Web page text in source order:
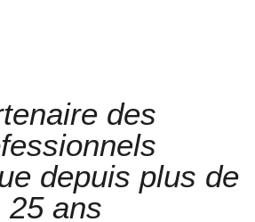
des
depuis plus de
25 ans